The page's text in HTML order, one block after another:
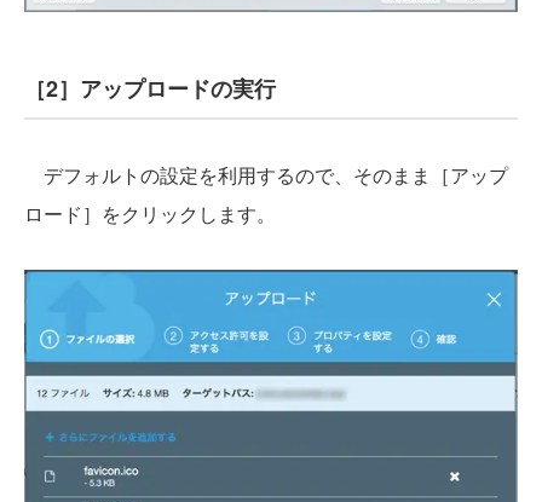
［2］アップロードの実行
デフォルトの設定を利用するので、そのまま［アップ
ロード］をクリックします。